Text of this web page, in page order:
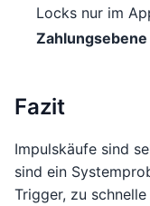
Locks nur im
Fazit
Impulskäufe sind
sind ein
Trigger, zu